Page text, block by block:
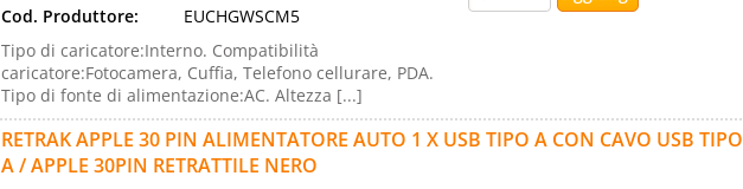
Cod. Produttore:
EUCHGWSCM5
Tipo di caricatore:Interno. Compatibilità
caricatore:Fotocamera, Cuffia, Telefono cellurare, PDA.
Tipo di fonte di alimentazione:AC. Altezza [...]
RETRAK APPLE 30 PIN ALIMENTATORE AUTO 1 X USB TIPO A CON CAVO USB TIPO
A / APPLE 30PIN RETRATTILE NERO